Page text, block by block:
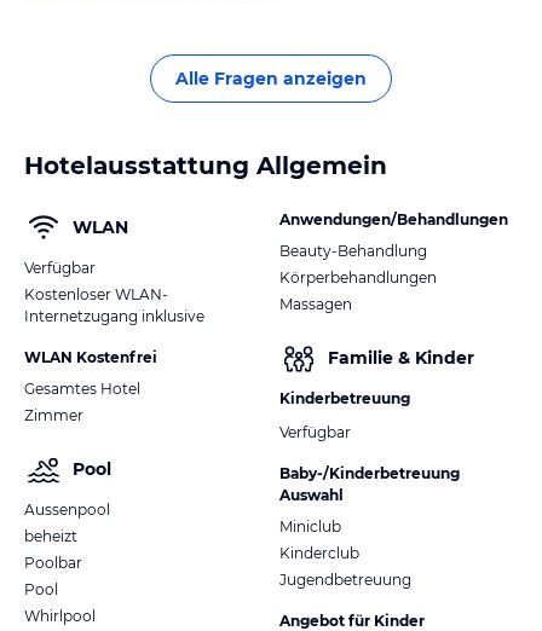
Alle Fragen anzeigen
Hotelausstattung Allgemein
WLAN
Verfügbar
Kostenloser WLAN-
Internetzugang inklusive
WLAN Kostenfrei
Gesamtes Hotel
Zimmer
Pool
Aussenpool
beheizt
Poolbar
Pool
Whirlpool
Anwendungen/Behandlungen
Beauty-Behandlung
Körperbehandlungen
Massagen
Familie & Kinder
Kinderbetreuung
Verfügbar
Baby-/Kinderbetreuung
Auswahl
Miniclub
Kinderclub
Jugendbetreuung
Angebot für Kinder